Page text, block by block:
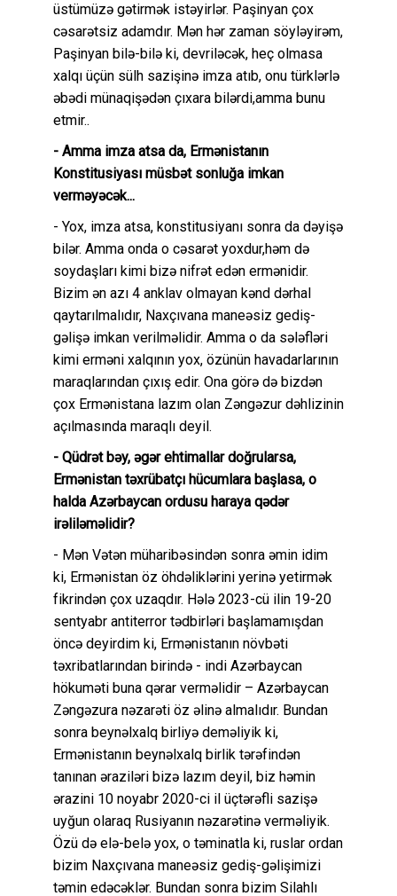
üstümüzə gətirmək istəyirlər. Paşinyan çox
cəsarətsiz adamdır. Mən hər zaman söyləyirəm,
Paşinyan bilə-bilə ki, devriləcək, heç olmasa
xalqı üçün sülh sazişinə imza atıb, onu türklərlə
əbədi münaqişədən çıxara bilərdi,amma bunu
etmir..
- Amma imza atsa da, Ermənistanın
Konstitusiyası müsbət sonluğa imkan
verməyəcək...
- Yox, imza atsa, konstitusiyanı sonra da dəyişə
bilər. Amma onda o cəsarət yoxdur,həm də
soydaşları kimi bizə nifrət edən ermənidir.
Bizim ən azı 4 anklav olmayan kənd dərhal
qaytarılmalıdır, Naxçıvana maneəsiz gediş-
gəlişə imkan verilməlidir. Amma o da sələfləri
kimi erməni xalqının yox, özünün havadarlarının
maraqlarından çıxış edir. Ona görə də bizdən
çox Ermənistana lazım olan Zəngəzur dəhlizinin
açılmasında maraqlı deyil.
- Qüdrət bəy, əgər ehtimallar doğrularsa,
Ermənistan təxrübatçı hücumlara başlasa, o
halda Azərbaycan ordusu haraya qədər
irəliləməlidir?
- Mən Vətən müharibəsindən sonra əmin idim
ki, Ermənistan öz öhdəliklərini yerinə yetirmək
fikrindən çox uzaqdır. Hələ 2023-cü ilin 19-20
sentyabr antiterror tədbirləri başlamamışdan
öncə deyirdim ki, Ermənistanın növbəti
təxribatlarından birində - indi Azərbaycan
hökuməti buna qərar verməlidir – Azərbaycan
Zəngəzura nəzarəti öz əlinə almalıdır. Bundan
sonra beynəlxalq birliyə deməliyik ki,
Ermənistanın beynəlxalq birlik tərəfindən
tanınan əraziləri bizə lazım deyil, biz həmin
ərazini 10 noyabr 2020-ci il üçtərəfli sazişə
uyğun olaraq Rusiyanın nəzarətinə verməliyik.
Özü də elə-belə yox, o təminatla ki, ruslar ordan
bizim Naxçıvana maneəsiz gediş-gəlişimizi
təmin edəcəklər. Bundan sonra bizim Silahlı